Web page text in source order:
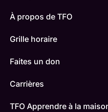
À propos de TFO
Grille horaire
Faites un don
Carrières
TFO Apprendre à la